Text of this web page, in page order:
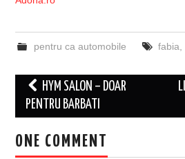
pentru ca automobile fabia
Post
navigation
HYM SALON – DOAR
PENTRU BARBATI
ONE COMMENT